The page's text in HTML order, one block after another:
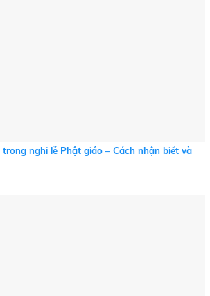
nghi lễ Phật giáo – Cách nhận biết và